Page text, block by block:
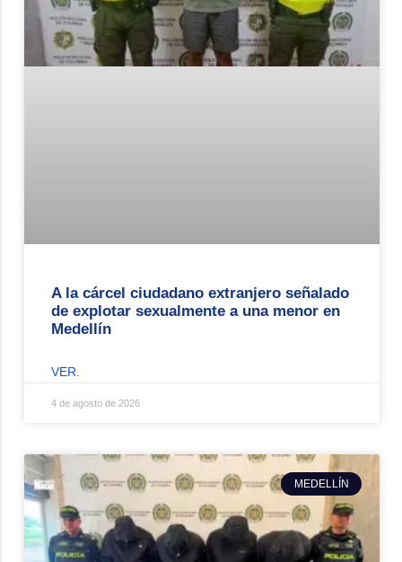
A la cárcel ciudadano extranjero señalado
de explotar sexualmente a una menor en
Medellín
VER.
4 de agosto de 2026
MEDELLÍN